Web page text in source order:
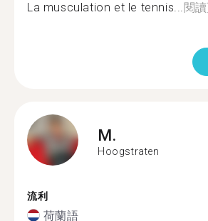
La musculation et le tennis...閱
M.
Hoogstraten
流利
荷蘭語